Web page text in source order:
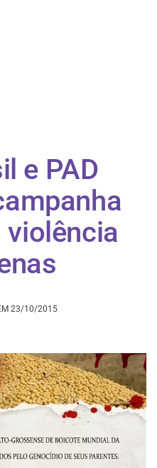
e PAD
violência
23/10/2015